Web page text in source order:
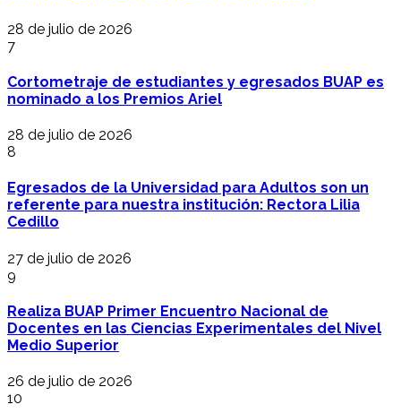
28 de julio de 2026
7
Cortometraje de estudiantes y egresados BUAP es
nominado a los Premios Ariel
28 de julio de 2026
8
Egresados de la Universidad para Adultos son un
referente para nuestra institución: Rectora Lilia
Cedillo
27 de julio de 2026
9
Realiza BUAP Primer Encuentro Nacional de
Docentes en las Ciencias Experimentales del Nivel
Medio Superior
26 de julio de 2026
10